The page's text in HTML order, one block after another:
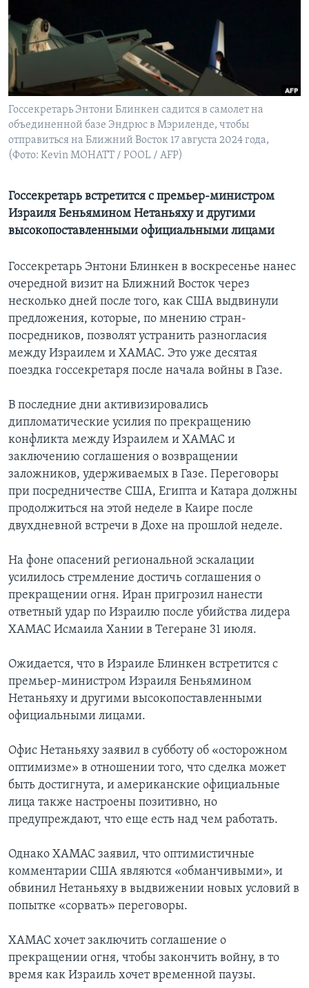
Learning English
Языки
Госсекретарь Энтони Блинкен садится в самолет на
объединенной базе Эндрюс в Мэриленде, чтобы
отправиться на Ближний Восток 17 августа 2024 года,
(Фото: Kevin MOHATT / POOL / AFP)
Госсекретарь встретится с премьер-министром
Израиля Беньямином Нетаньяху и другими
высокопоставленными официальными лицами
Госсекретарь Энтони Блинкен в воскресенье нанес
очередной визит на Ближний Восток через
несколько дней после того, как США выдвинули
предложения, которые, по мнению стран-
посредников, позволят устранить разногласия
между Израилем и ХАМАС. Это уже десятая
поездка госсекретаря после начала войны в Газе.
В последние дни активизировались
дипломатические усилия по прекращению
конфликта между Израилем и ХАМАС и
заключению соглашения о возвращении
заложников, удерживаемых в Газе. Переговоры
при посредничестве США, Египта и Катара должны
продолжиться на этой неделе в Каире после
двухдневной встречи в Дохе на прошлой неделе.
На фоне опасений региональной эскалации
усилилось стремление достичь соглашения о
прекращении огня. Иран пригрозил нанести
ответный удар по Израилю после убийства лидера
ХАМАС Исмаила Хании в Тегеране 31 июля.
Ожидается, что в Израиле Блинкен встретится с
премьер-министром Израиля Беньямином
Нетаньяху и другими высокопоставленными
официальными лицами.
Офис Нетаньяху заявил в субботу об «осторожном
оптимизме» в отношении того, что сделка может
быть достигнута, и американские официальные
лица также настроены позитивно, но
предупреждают, что еще есть над чем работать.
Однако ХАМАС заявил, что оптимистичные
комментарии США являются «обманчивыми», и
обвинил Нетаньяху в выдвижении новых условий в
попытке «сорвать» переговоры.
ХАМАС хочет заключить соглашение о
прекращении огня, чтобы закончить войну, в то
время как Израиль хочет временной паузы.